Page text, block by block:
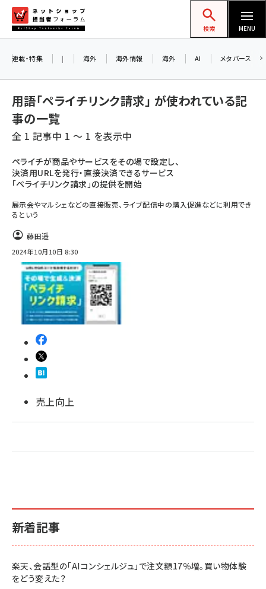
ン
ネットショップ担当者フォーラム
検索 MENU
amazon (2236)
yahoo (1896)
楽天 (1865)
ecbeing (1204)
base (1068)
ビィ・フォアード (769)
revico (737)
連載・特集 | 海外 海外情報 海外 AI メタバース
用語「ペライチリンク請求」 が使われている記
事の一覧
全 1 記事中 1 ～ 1 を表示中
ペライチが商品やサービスをその場で設定し、
決済用URLを発行・直接決済できるサービス
「ペライチリンク請求」の提供を開始
展示会やマルシェなどの直接販売、ライブ配信中の購入促進などに利用でき
るという
藤田遥
2024年10月10日 8:30
売上向上
新着記事
楽天、会話型の「AIコンシェルジュ」で注文額17％増。買い物体験
をどう変えた？